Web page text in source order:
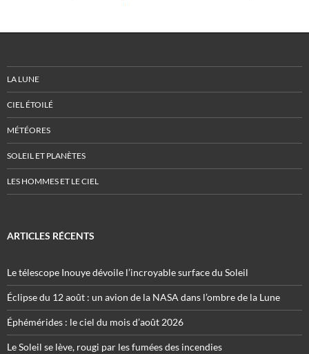
LA LUNE
CIEL ÉTOILÉ
MÉTÉORES
SOLEIL ET PLANÈTES
LES HOMMES ET LE CIEL
ARTICLES RÉCENTS
Le télescope Inouye dévoile l’incroyable surface du Soleil
Éclipse du 12 août : un avion de la NASA dans l’ombre de la Lune
Éphémérides : le ciel du mois d’août 2026
Le Soleil se lève, rougi par les fumées des incendies